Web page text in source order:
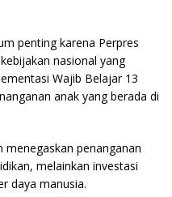
penting karena Perpres
nasional yang
Wajib Belajar 13
anak yang berada di
menegaskan penanganan
melainkan investasi
daya manusia.